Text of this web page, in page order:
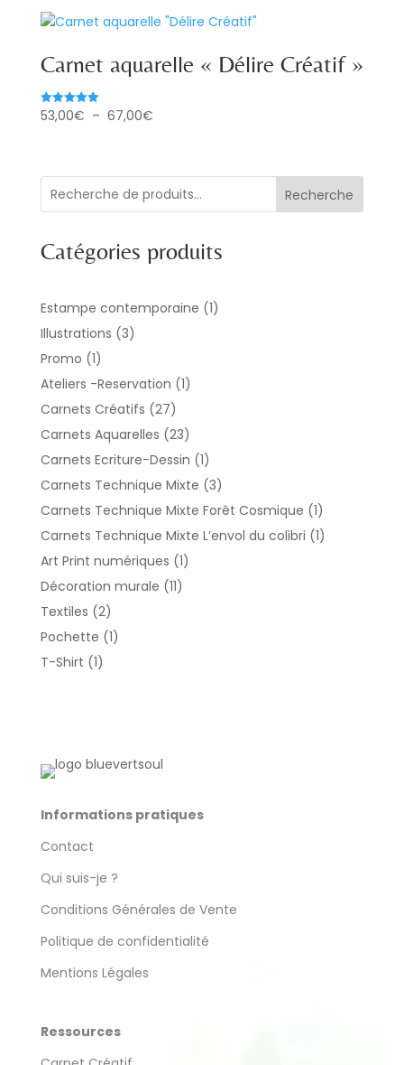
Carnet aquarelle « Délire Créatif »
Note
5.00
53,00€ – 67,00€Plage
53,00€
à
67,00€
Recherche
Catégories produits
Estampe contemporaine 11
Illustrations 33
Promo 11
produit
Ateliers -Reservation 11
Carnets Créatifs 2727
produits
Carnets Aquarelles 2323
produits
Carnets Ecriture-Dessin 11
produit
Carnets Technique Mixte 33
produits
Carnets Technique Mixte Forêt Cosmique 11
produit
Carnets Technique Mixte L’envol du colibri 11
Art Print numériques 11
Décoration murale 1111
Textiles 22
produits
Pochette 11
T-Shirt 11
Informations pratiques
Contact
Qui suis-je ?
Conditions Générales de Vente
Politique de confidentialité
Mentions Légales
Ressources